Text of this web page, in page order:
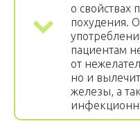
о свойствах
похудения.
пациентам
от
но и
железы, а